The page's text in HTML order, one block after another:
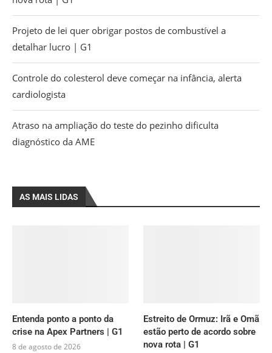
Projeto de lei quer obrigar postos de combustível a
detalhar lucro | G1
Controle do colesterol deve começar na infância, alerta
cardiologista
Atraso na ampliação do teste do pezinho dificulta
diagnóstico da AME
AS MAIS LIDAS
Entenda ponto a ponto da
crise na Apex Partners | G1
8 de agosto de 2026
Estreito de Ormuz: Irã e Omã
estão perto de acordo sobre
nova rota | G1